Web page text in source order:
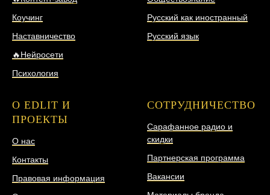
Коучинг
Наставничество
🔥Нейросети
Психология
Русский как иностранный
Русский язык
О EDLIT И
ПРОЕКТЫ
О нас
Контакты
Правовая информация
СОТРУДНИЧЕСТВО
Сарафанное радио и
скидки
Партнерская программа
Вакансии